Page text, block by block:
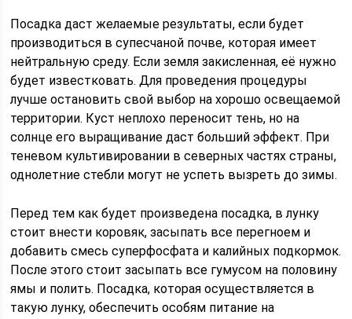
Посадка даст желаемые результаты, если будет
производиться в супесчаной почве, которая имеет
нейтральную среду. Если земля закисленная, её нужно
будет известковать. Для проведения процедуры
лучше остановить свой выбор на хорошо освещаемой
территории. Куст неплохо переносит тень, но на
солнце его выращивание даст больший эффект. При
теневом культивировании в северных частях страны,
однолетние стебли могут не успеть вызреть до зимы.
Перед тем как будет произведена посадка, в лунку
стоит внести коровяк, засыпать все перегноем и
добавить смесь суперфосфата и калийных подкормок.
После этого стоит засыпать все гумусом на половину
ямы и полить. Посадка, которая осуществляется в
такую лунку, обеспечить особям питание на